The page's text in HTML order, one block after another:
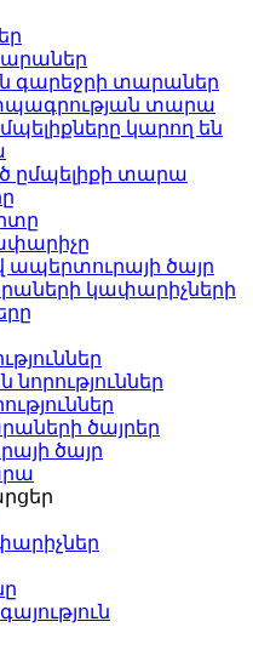
​​գարեջրի տարաներ
տարա
կարող են
ըմպելիքի տարա
ապերտուրայի ծայր
կափարիչների
ծայրեր
ծայր